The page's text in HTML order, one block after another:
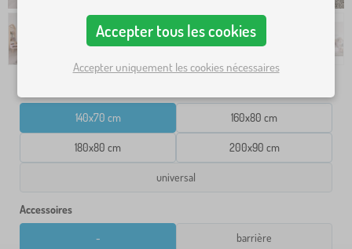
140x70 cm 160x80 cm
180x80 cm 200x90 cm
universal
Accessoires
- barrière
Accepter tous les cookies
Accepter uniquement les cookies nécessaires